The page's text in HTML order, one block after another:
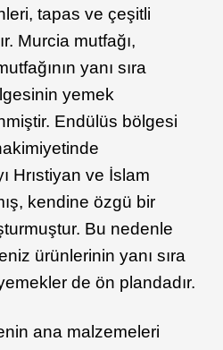
tapas ve çeşitli
Murcia mutfağı,
yanı sıra
yemek
Endülüs bölgesi
Hrıstiyan ve İslam
kendine özgü bir
Bu nedenle
ürünlerinin yanı sıra
de ön plandadır.
ana malzemeleri